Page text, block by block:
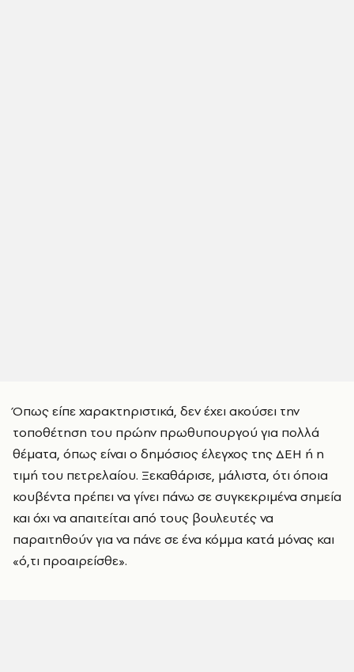
Όπως είπε χαρακτηριστικά, δεν έχει ακούσει την
τοποθέτηση του πρώην πρωθυπουργού για πολλά
θέματα, όπως είναι ο δημόσιος έλεγχος της ΔΕΗ ή η
τιμή του πετρελαίου. Ξεκαθάρισε, μάλιστα, ότι όποια
κουβέντα πρέπει να γίνει πάνω σε συγκεκριμένα σημεία
και όχι να απαιτείται από τους βουλευτές να
παραιτηθούν για να πάνε σε ένα κόμμα κατά μόνας και
«ό,τι προαιρείσθε».